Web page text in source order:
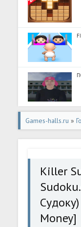
Games-halls.ru »
Sudoku by
Killer
Money]